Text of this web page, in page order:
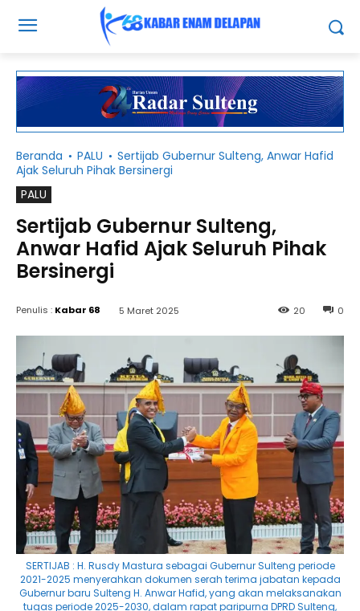
Beranda PALU
Sertijab Gubernur Sulteng, Anwar Hafid
Ajak Seluruh Pihak Bersinergi
PALU
Sertijab Gubernur Sulteng,
Anwar Hafid Ajak Seluruh Pihak
Bersinergi
Penulis : Kabar 68 5 Maret 2025 0
20
SERTIJAB : H. Rusdy Mastura sebagai Gubernur Sulteng periode
2021-2025 menyerahkan dokumen serah terima jabatan kepada
Gubernur baru Sulteng H. Anwar Hafid, yang akan melaksanakan
tugas periode 2025-2030, dalam rapat paripurna DPRD Sulteng,